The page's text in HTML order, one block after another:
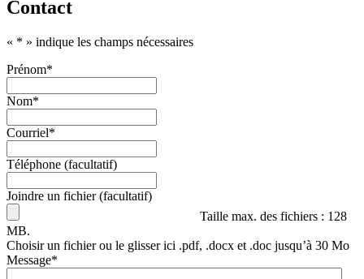
Contact
« * » indique les champs nécessaires
Prénom*
Nom*
Courriel*
Téléphone (facultatif)
Joindre un fichier (facultatif)
Taille max. des fichiers : 128
MB.
Choisir un fichier ou le glisser ici .pdf, .docx et .doc jusqu’à 30 Mo
Message*